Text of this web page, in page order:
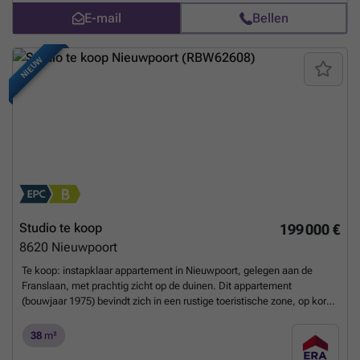
woonproject op de Oosteroever? Contacteer ons kantoor. Meer
E-mail Bellen
NIEUW
199 000 €
Studio te koop
8620 Nieuwpoort
Te koop: instapklaar appartement in Nieuwpoort, gelegen aan de
Franslaan, met prachtig zicht op de duinen. Dit appartement
(bouwjaar 1975) bevindt zich in een rustige toeristische zone, op korte
zongerichte ligging geniet u de hele dag van natuurlijke lichtinval,
zonder inkijk van buren. Het pand is instapklaar, waardoor u meteen
38 m²